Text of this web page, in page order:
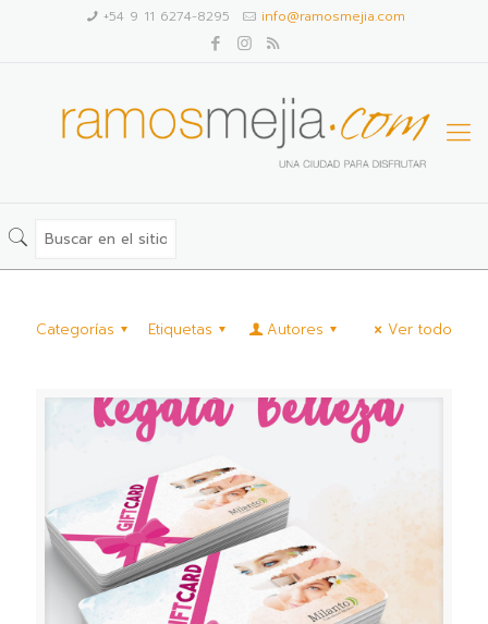
+54 9 11 6274-8295 info@ramosmejia.com
Categorías Etiquetas Autores Ver todo